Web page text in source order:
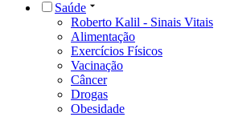
Saúde
Roberto Kalil - Sinais Vitais
Alimentação
Exercícios Físicos
Vacinação
Câncer
Drogas
Obesidade